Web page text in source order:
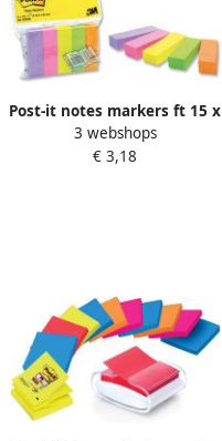
Post-it notes markers ft 15 x
50 mm geassorteerde
kleuren blister met 5
3 webshops
€ 3,18